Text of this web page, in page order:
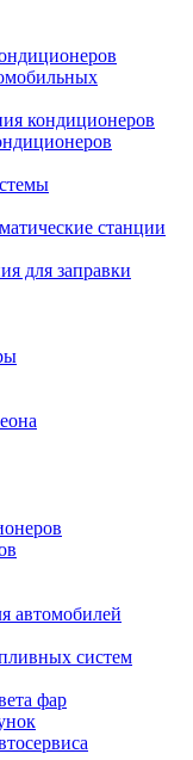
кондиционеров
станции
для заправки
автомобилей
систем
фар